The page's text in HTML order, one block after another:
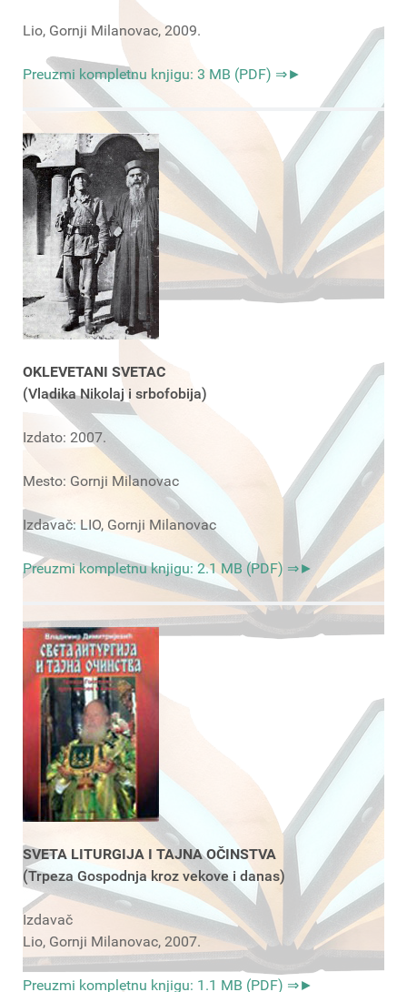
Lio, Gornji Milanovac, 2009.
Preuzmi kompletnu knjigu: 3 MB (PDF) ⇒►
OKLEVETANI SVETAC
(Vladika Nikolaj i srbofobija)
Izdato: 2007.
Mesto: Gornji Milanovac
Izdavač: LIO, Gornji Milanovac
Preuzmi kompletnu knjigu: 2.1 MB (PDF) ⇒►
SVETA LITURGIJA I TAJNA OČINSTVA
(Trpeza Gospodnja kroz vekove i danas)
Izdavač
Lio, Gornji Milanovac, 2007.
Preuzmi kompletnu knjigu: 1.1 MB (PDF) ⇒►